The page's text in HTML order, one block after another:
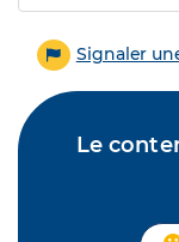
Signaler
Le